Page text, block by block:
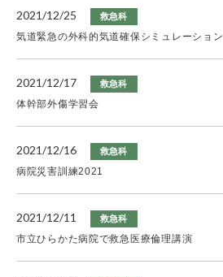
2021/12/25 救急科
気道緊急の外科的気道確保シミュレーション
2021/12/17 救急科
体幹部外傷学習会
2021/12/16 救急科
病院災害訓練2021
2021/12/11 救急科
市立ひらかた病院で救急医療倫理講演